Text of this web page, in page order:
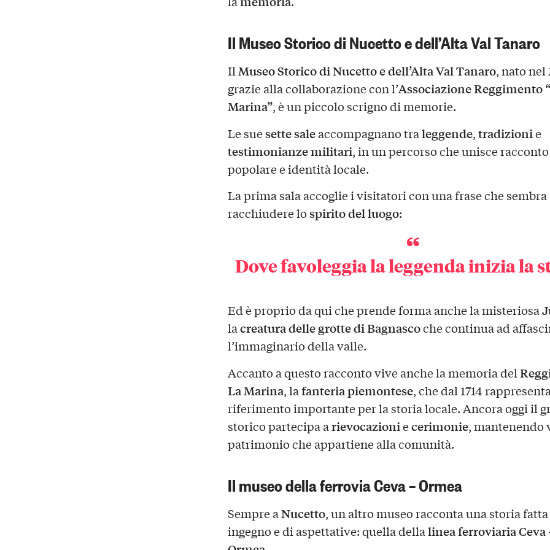
Il Museo Storico di Nucetto e dell’Alta Val Tanaro
Il Museo Storico di Nucetto e dell’Alta Val Tanaro, nato nel
grazie alla collaborazione con l’Associazione Reggimento
Marina”, è un piccolo scrigno di memorie.
Le suesette saleaccompagnano traleggende,tradizionie
testimonianze militari, in un percorso che unisce racconto
popolare e identità locale.
La prima sala accoglie i visitatori con una frase che sembra
racchiudere lospirito del luogo:
Dove favoleggia la leggenda inizia la
Ed è proprio da qui che prende forma anche la misteriosa
lacreatura delle grotte di Bagnascoche continua ad
l’immaginario della valle.
Accanto a questo racconto vive anche la memoria del
La Marina, lafanteria piemontese, che dal 1714
riferimento importante per la storia locale. Ancora oggi il
storico partecipa arievocazioniecerimonie, mantenendo
patrimonio che appartiene alla comunità.
Il museo della ferrovia Ceva – Ormea
Sempre aNucetto, un altro museo racconta una storia
ingegno e di aspettative: quella dellalinea ferroviaria Ceva